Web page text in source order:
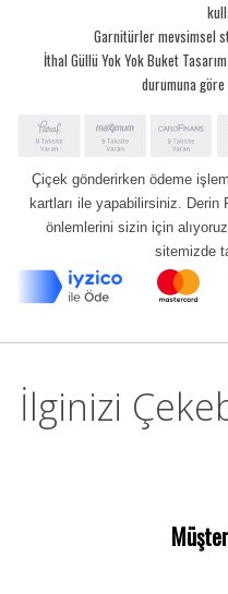
Garnitürler mevsimsel
İthal Güllü Yok Yok Buket
durumuna
Çiçek gönderirken ödeme
kartları ile yapabilirsiniz.
önlemlerini sizin için
sitemizde
İlginizi